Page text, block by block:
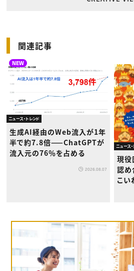
関連記事
NEW
ニュース・トレンド
生成AI経由のWeb流入が1年
半で約7.8倍——ChatGPTが
流入元の76％を占める
2026.08.07
ニュース
現役
認め
こい